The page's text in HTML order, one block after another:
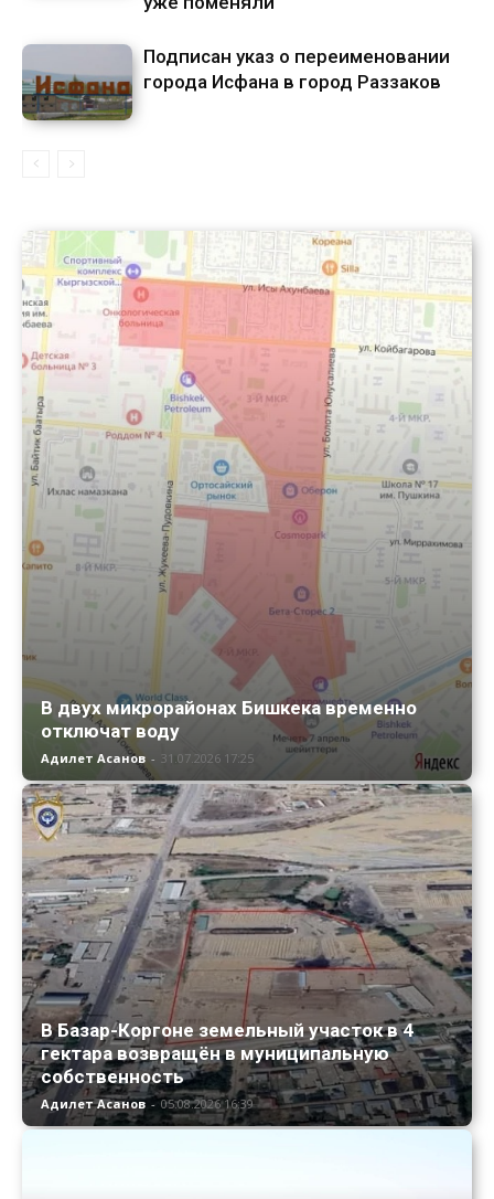
Подписан указ о переименовании
города Исфана в город Раззаков
В двух микрорайонах Бишкека временно
отключат воду
Адилет Асанов - 31.07.2026 17:25
В Базар-Коргоне земельный участок в 4
гектара возвращён в муниципальную
собственность
Адилет Асанов - 05.08.2026 16:39